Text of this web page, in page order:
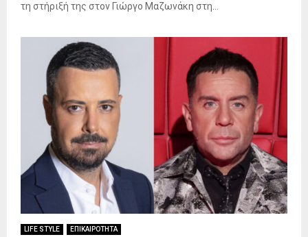
τη στήριξή της στον Γιώργο Μαζωνάκη στη...
LIFE STYLE ΕΠΙΚΑΙΡΟΤΗΤΑ